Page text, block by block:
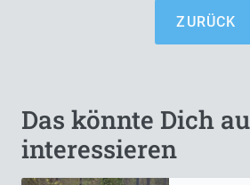
ZURÜCK
Das könnte Dich
interessieren